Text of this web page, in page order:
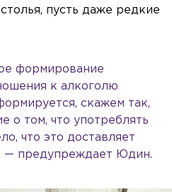
пусть даже редкие
формирование
к алкоголю
скажем так,
о том, что употреблять
что это доставляет
— предупреждает Юдин.